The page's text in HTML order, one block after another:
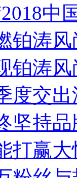
中
铂涛
铂涛风
度交出
坚持品
打赢